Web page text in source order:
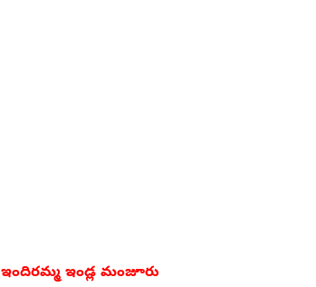
ఇందిరమ్మ ఇండ్ల మంజూరు